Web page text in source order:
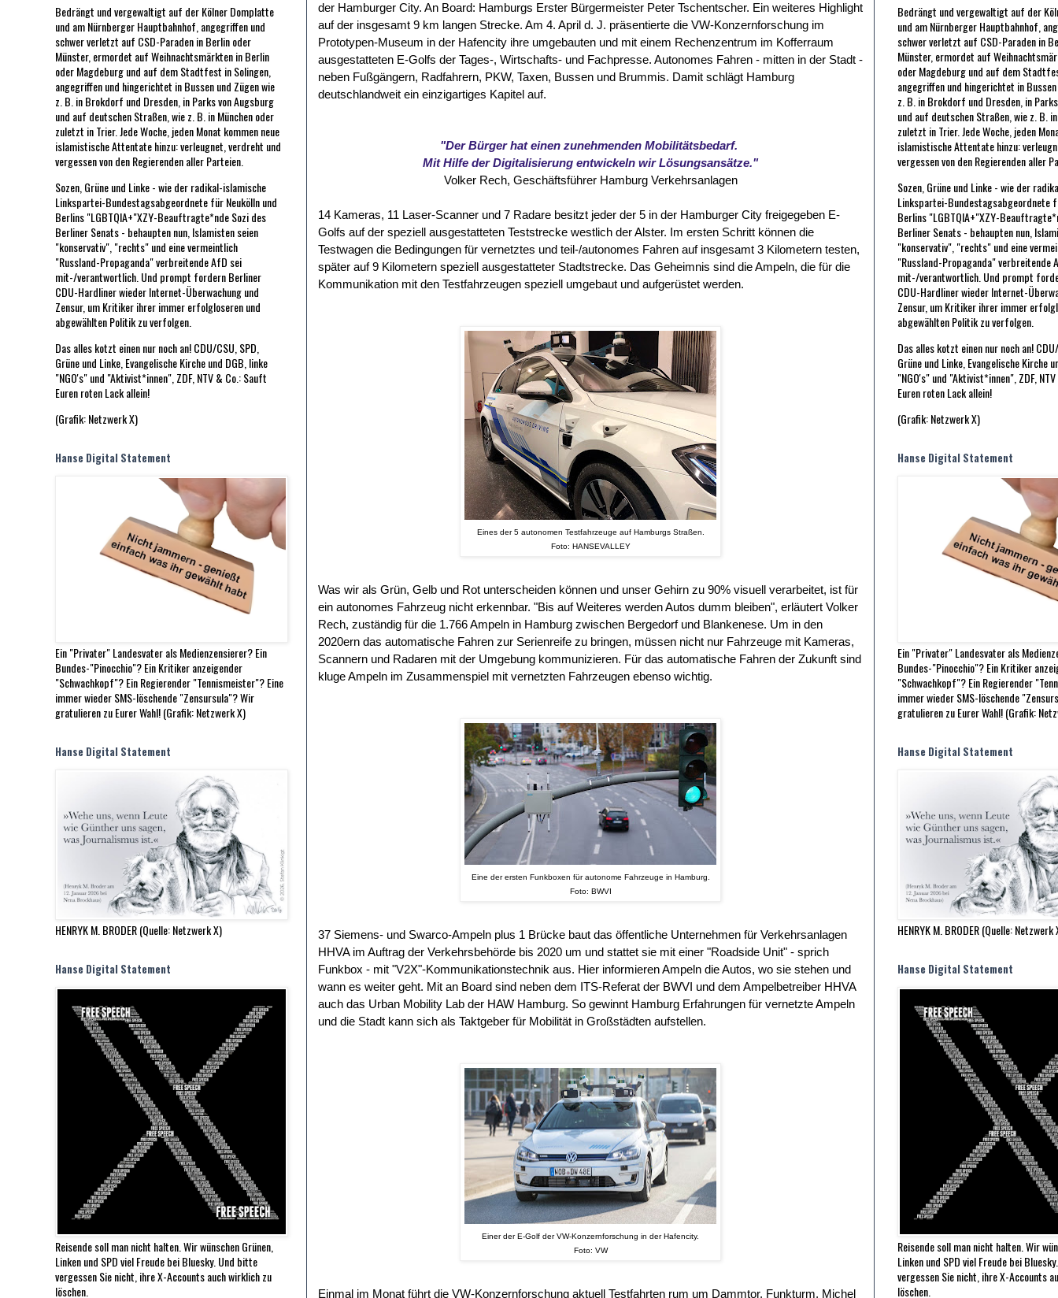
der Hamburger City. An Board: Hamburgs Erster Bürgermeister Peter Tschentscher. Ein weiteres Highlight
auf der insgesamt 9 km langen Strecke. Am 4. April d. J. präsentierte die VW-Konzernforschung im
Prototypen-Museum in der Hafencity ihre umgebauten und mit einem Rechenzentrum im Kofferraum
ausgestatteten E-Golfs der Tages-, Wirtschafts- und Fachpresse. Autonomes Fahren - mitten in der Stadt -
neben Fußgängern, Radfahrern, PKW, Taxen, Bussen und Brummis. Damit schlägt Hamburg
deutschlandweit ein einzigartiges Kapitel auf.
"Der Bürger hat einen zunehmenden Mobilitätsbedarf.
Mit Hilfe der Digitalisierung entwickeln wir Lösungsansätze."
Volker Rech, Geschäftsführer Hamburg Verkehrsanlagen
14 Kameras, 11 Laser-Scanner und 7 Radare besitzt jeder der 5 in der Hamburger City freigegeben E-
Golfs auf der speziell ausgestatteten Teststrecke westlich der Alster. Im ersten Schritt können die
Testwagen die Bedingungen für vernetztes und teil-/autonomes Fahren auf insgesamt 3 Kilometern testen,
später auf 9 Kilometern speziell ausgestatteter Stadtstrecke. Das Geheimnis sind die Ampeln, die für die
Kommunikation mit den Testfahrzeugen speziell umgebaut und aufgerüstet werden.
Eines der 5 autonomen Testfahrzeuge auf Hamburgs Straßen.
Foto: HANSEVALLEY
Was wir als Grün, Gelb und Rot unterscheiden können und unser Gehirn zu 90% visuell verarbeitet, ist für
ein autonomes Fahrzeug nicht erkennbar. "Bis auf Weiteres werden Autos dumm bleiben", erläutert Volker
Rech, zuständig für die 1.766 Ampeln in Hamburg zwischen Bergedorf und Blankenese. Um in den
2020ern das automatische Fahren zur Serienreife zu bringen, müssen nicht nur Fahrzeuge mit Kameras,
Scannern und Radaren mit der Umgebung kommunizieren. Für das automatische Fahren der Zukunft sind
kluge Ampeln im Zusammenspiel mit vernetzten Fahrzeugen ebenso wichtig.
Eine der ersten Funkboxen für autonome Fahrzeuge in Hamburg.
Foto: BWVI
37 Siemens- und Swarco-Ampeln plus 1 Brücke baut das öffentliche Unternehmen für Verkehrsanlagen
HHVA im Auftrag der Verkehrsbehörde bis 2020 um und stattet sie mit einer "Roadside Unit" - sprich
Funkbox - mit "V2X"-Kommunikationstechnik aus. Hier informieren Ampeln die Autos, wo sie stehen und
wann es weiter geht. Mit an Board sind neben dem ITS-Referat der BWVI und dem Ampelbetreiber HHVA
auch das Urban Mobility Lab der HAW Hamburg. So gewinnt Hamburg Erfahrungen für vernetzte Ampeln
und die Stadt kann sich als Taktgeber für Mobilität in Großstädten aufstellen.
Einer der E-Golf der VW-Konzernforschung in der Hafencity.
Foto: VW
Einmal im Monat führt die VW-Konzernforschung aktuell Testfahrten rum um Dammtor, Funkturm, Michel
Bedrängt und vergewaltigt auf der Kölner Domplatte
und am Nürnberger Hauptbahnhof, angegriffen und
schwer verletzt auf CSD-Paraden in Berlin oder
Münster, ermordet auf Weihnachtsmärkten in Berlin
oder Magdeburg und auf dem Stadtfest in Solingen,
angegriffen und hingerichtet in Bussen und Zügen wie
z. B. in Brokdorf und Dresden, in Parks von Augsburg
und auf deutschen Straßen, wie z. B. in München oder
zuletzt in Trier. Jede Woche, jeden Monat kommen neue
islamistische Attentate hinzu: verleugnet, verdreht und
vergessen von den Regierenden aller Parteien.
Sozen, Grüne und Linke - wie der radikal-islamische
Linkspartei-Bundestagsabgeordnete für Neukölln und
Berlins "LGBTQIA+"XZY-Beauftragte*nde Sozi des
Berliner Senats - behaupten nun, Islamisten seien
"konservativ", "rechts" und eine vermeintlich
"Russland-Propaganda" verbreitende AfD sei
mit-/verantwortlich. Und prompt fordern Berliner
CDU-Hardliner wieder Internet-Überwachung und
Zensur, um Kritiker ihrer immer erfolgloseren und
abgewählten Politik zu verfolgen.
Das alles kotzt einen nur noch an! CDU/CSU, SPD,
Grüne und Linke, Evangelische Kirche und DGB, linke
"NGO's" und "Aktivist*innen", ZDF, NTV & Co.: Sauft
Euren roten Lack allein!
(Grafik: Netzwerk X)
Hanse Digital Statement
Ein "Privater" Landesvater als Medienzensierer? Ein
Bundes-"Pinocchio"? Ein Kritiker anzeigender
"Schwachkopf"? Ein Regierender "Tennismeister"? Eine
immer wieder SMS-löschende "Zensursula"? Wir
gratulieren zu Eurer Wahl! (Grafik: Netzwerk X)
Hanse Digital Statement
HENRYK M. BRODER (Quelle: Netzwerk X)
Hanse Digital Statement
Reisende soll man nicht halten. Wir wünschen Grünen,
Linken und SPD viel Freude bei Bluesky. Und bitte
vergessen Sie nicht, ihre X-Accounts auch wirklich zu
löschen.
Bedrängt und vergewaltigt auf der
und am Nürnberger Hauptbahnhof,
schwer verletzt auf CSD-Paraden in
Münster, ermordet auf
oder Magdeburg und auf dem
angegriffen und hingerichtet in
z. B. in Brokdorf und Dresden, in
und auf deutschen Straßen, wie z. B.
zuletzt in Trier. Jede Woche, jeden
islamistische Attentate hinzu:
vergessen von den Regierenden aller
Sozen, Grüne und Linke - wie der
Linkspartei-Bundestagsabgeordnete
Berlins "LGBTQIA+"XZY-
Berliner Senats - behaupten nun,
"konservativ", "rechts" und eine
"Russland-Propaganda" verbreitende
mit-/verantwortlich. Und prompt
CDU-Hardliner wieder Internet-
Zensur, um Kritiker ihrer immer
abgewählten Politik zu verfolgen.
Das alles kotzt einen nur noch an!
Grüne und Linke, Evangelische Kirche
"NGO's" und "Aktivist*innen", ZDF,
Euren roten Lack allein!
(Grafik: Netzwerk X)
Hanse Digital Statement
Ein "Privater" Landesvater als
Bundes-"Pinocchio"? Ein Kritiker
"Schwachkopf"? Ein Regierender
immer wieder SMS-löschende
gratulieren zu Eurer Wahl! (Grafik:
Hanse Digital Statement
HENRYK M. BRODER (Quelle: Netzwerk
Hanse Digital Statement
Reisende soll man nicht halten. Wir
Linken und SPD viel Freude bei
vergessen Sie nicht, ihre X-Accounts
löschen.